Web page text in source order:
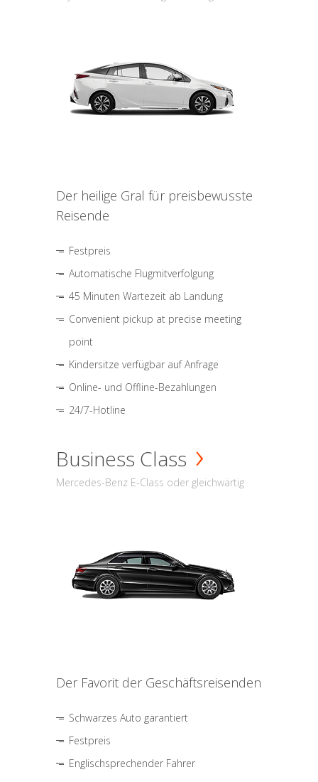
Der heilige Gral für preisbewusste
Reisende
Festpreis
Automatische Flugmitverfolgung
45 Minuten Wartezeit ab Landung
Convenient pickup at precise meeting
point
Kindersitze verfügbar auf Anfrage
Online- und Offline-Bezahlungen
24/7-Hotline
Business Class
Mercedes-Benz E-Class oder gleichwärtig
Der Favorit der Geschäftsreisenden
Schwarzes Auto garantiert
Festpreis
Englischsprechender Fahrer